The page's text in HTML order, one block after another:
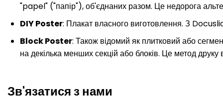
"papel" ("папір"), об'єднаних разом. Це недорога
DIY Poster: Плакат власного виготовлення. З
Block Poster: Також відомий як плитковий або
на декілька менших секцій або блоків. Це метод друку
Зв'язатися з нами